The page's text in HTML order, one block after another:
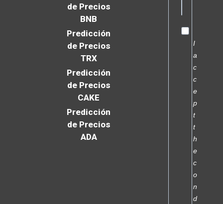
de Precios
BNB
Predicción
de Precios
TRX
Predicción
de Precios
CAKE
Predicción
de Precios
ADA
I
a
c
c
e
p
t
t
h
e
c
o
n
d